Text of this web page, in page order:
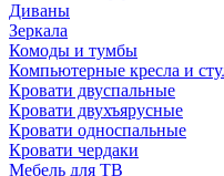
Диваны
Зеркала
Комоды и тумбы
Компьютерные кресла и
Кровати двуспальные
Кровати двухъярусные
Кровати односпальные
Кровати чердаки
Мебель для ТВ